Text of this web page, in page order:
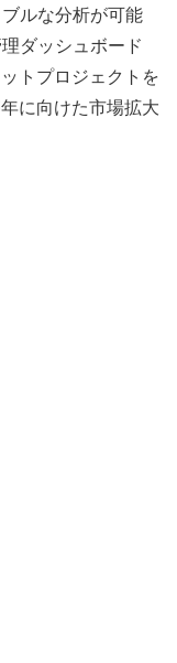
ルな分析が可能
ダッシュボード
トプロジェクトを
に向けた市場拡大